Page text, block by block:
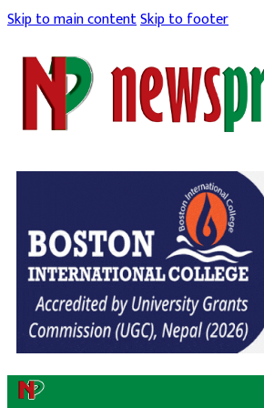
Skip to main contentSkip to footer